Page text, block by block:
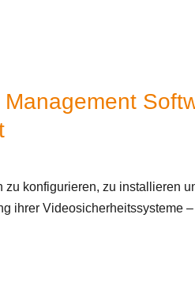
konfigurieren, zu installieren
ihrer Videosicherheitssysteme